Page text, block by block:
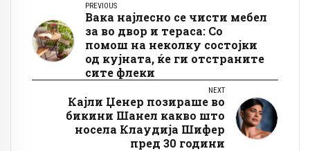
PREVIOUS
Вака најлесно се чисти мебел
за во двор и тераса: Со
помош на неколку состојки
од кујната, ќе ги отстраните
сите флеки
NEXT
Кајли Џенер позираше во
бикини Шанел какво што
носела Клаудија Шифер
пред 30 години